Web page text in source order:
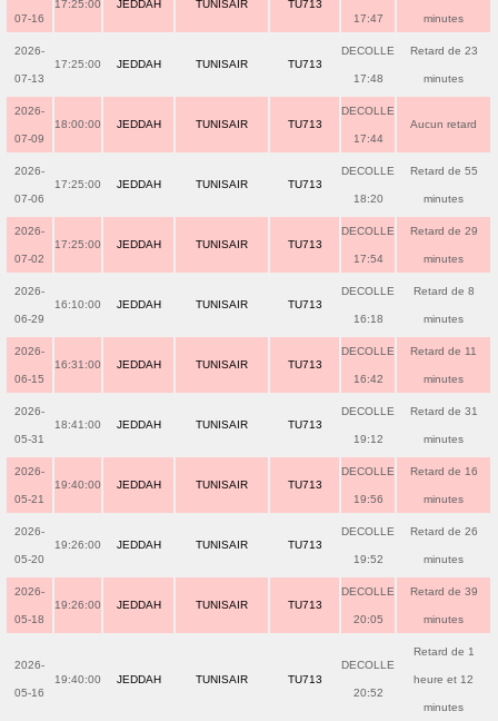
07-16
17:25:00 JEDDAH TUNISAIR TU713
17:47 minutes
2026-
07-13
17:25:00 JEDDAH TUNISAIR TU713
DECOLLE
17:48
Retard de 23
minutes
2026-
07-09
18:00:00 JEDDAH TUNISAIR TU713
DECOLLE
17:44
Aucun retard
2026-
07-06
17:25:00 JEDDAH TUNISAIR TU713
DECOLLE
18:20
Retard de 55
minutes
2026-
07-02
17:25:00 JEDDAH TUNISAIR TU713
DECOLLE
17:54
Retard de 29
minutes
2026-
06-29
16:10:00 JEDDAH TUNISAIR TU713
DECOLLE
16:18
Retard de 8
minutes
2026-
06-15
16:31:00 JEDDAH TUNISAIR TU713
DECOLLE
16:42
Retard de 11
minutes
2026-
05-31
18:41:00 JEDDAH TUNISAIR TU713
DECOLLE
19:12
Retard de 31
minutes
2026-
05-21
19:40:00 JEDDAH TUNISAIR TU713
DECOLLE
19:56
Retard de 16
minutes
2026-
05-20
19:26:00 JEDDAH TUNISAIR TU713
DECOLLE
19:52
Retard de 26
minutes
2026-
05-18
19:26:00 JEDDAH TUNISAIR TU713
DECOLLE
20:05
Retard de 39
minutes
2026-
05-16
19:40:00 JEDDAH TUNISAIR TU713
DECOLLE
20:52
Retard de 1
heure et 12
minutes